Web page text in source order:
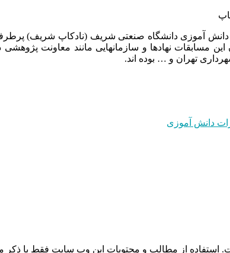
دانش آموزی دانشگاه صنعتی شریف (نادکاپ شریف)
مسابقات نهادها و سازمانهایی مانند معاونت
تهران و … بوده اند.
دانش آموزی
از مطالب و محتویات این وب سایت فقط با ذکر